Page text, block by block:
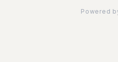
Powered